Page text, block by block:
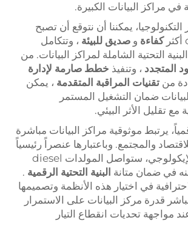
في مراكز البيانات الكبيرة.
يمكننا أن نتوقع أن تصبح
كفاءة و صديق للبيئة ، وتتكامل
التحتية الشاملة لمراكز البيانات. من
المتجدد ، وتنفيذ خطط صارمة لإدارة
من تقنيات المراقبة المتقدمة ، يمكن
ضمان التشغيل المستمر
مع تقليل الأثر البيئي.
يرتبط موثوقية مراكز البيانات مباشرة
والمجتمع. وباعتبارها عنصراً رئيسياً
في هذا النظام الإيكولوجي، ستواصل المولدات diesel
في ضمان متانة البنية التحتية الرقمية .
في اختيار هذه الأنظمة وتصميمها
قدرة مركز البيانات على الاستمرار
مواجهة تحديات انقطاع التيار